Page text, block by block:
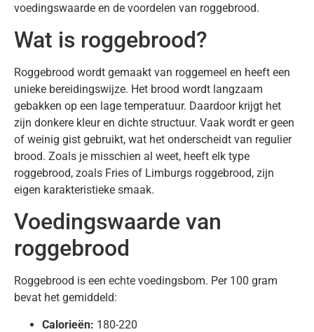
voedingswaarde en de voordelen van roggebrood.
Wat is roggebrood?
Roggebrood wordt gemaakt van roggemeel en heeft een
unieke bereidingswijze. Het brood wordt langzaam
gebakken op een lage temperatuur. Daardoor krijgt het
zijn donkere kleur en dichte structuur. Vaak wordt er geen
of weinig gist gebruikt, wat het onderscheidt van regulier
brood. Zoals je misschien al weet, heeft elk type
roggebrood, zoals Fries of Limburgs roggebrood, zijn
eigen karakteristieke smaak.
Voedingswaarde van
roggebrood
Roggebrood is een echte voedingsbom. Per 100 gram
bevat het gemiddeld:
Calorieën: 180-220